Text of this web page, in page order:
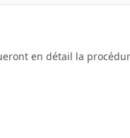
en détail la